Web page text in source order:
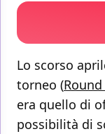
Lo scorso
torneo (
era quello di
possibilità di